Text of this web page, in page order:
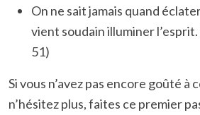
On ne sait jamais quand
vient soudain illuminer
51)
Si vous n’avez pas encore goûté à
n’hésitez plus, faites ce premier